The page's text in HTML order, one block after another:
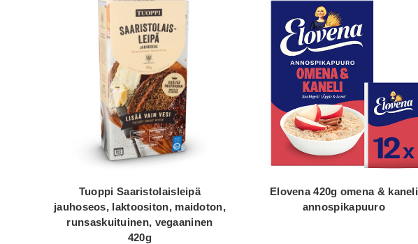
Tuoppi Saaristolaisleipä
jauhoseos, laktoositon, maidoton,
runsaskuituinen, vegaaninen
420g
Elovena 420g omena & kaneli
annospikapuuro